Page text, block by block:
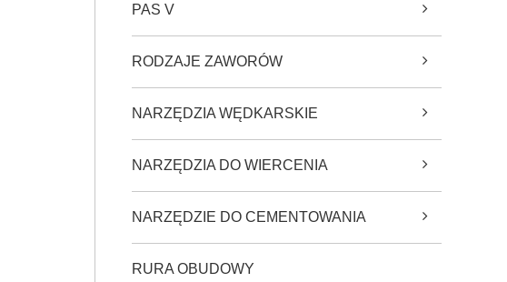
PAS V
RODZAJE ZAWORÓW
NARZĘDZIA WĘDKARSKIE
NARZĘDZIA DO WIERCENIA
NARZĘDZIE DO CEMENTOWANIA
RURA OBUDOWY